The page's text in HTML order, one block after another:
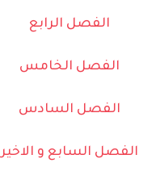
الفصل الرابع
الفصل الخامس
الفصل السادس
الفصل السابع و الاخير